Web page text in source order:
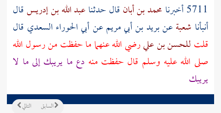
5711 أخبرنا محمد بن أبان قال حدثناعبد الله بن إدريسقال
أنبأنا شعبةعنبريد بن أبي مريمعنأبي الحوراء السعدي قال
قلت للحسن بن عليرضي الله عنهما ما حفظت من رسول الله
صلى الله عليه وسلم قال حفظت منه دع ما يريبك إلى ما لا
يريبك
التالي السابق